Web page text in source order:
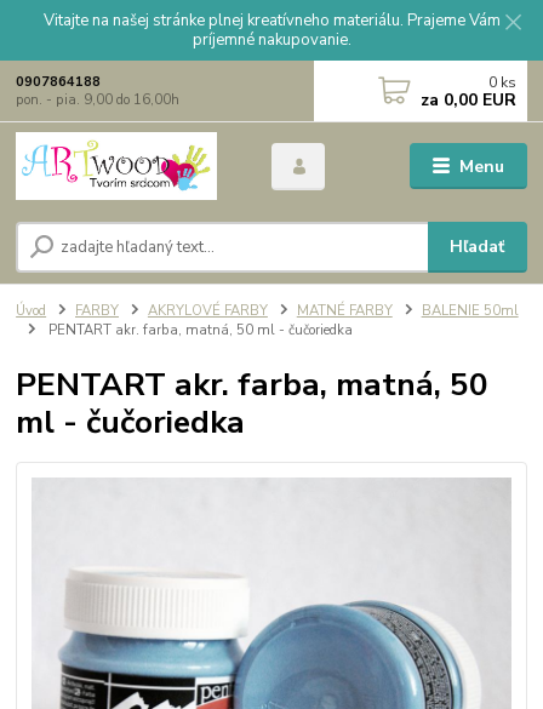
Vitajte na našej stránke plnej kreatívneho materiálu. Prajeme Vám
príjemné nakupovanie.
Menu
Hľadať
0907864188
pon. - pia. 9,00 do 16,00h
0 ks
za 0,00 EUR
Úvod FARBY AKRYLOVÉ FARBY MATNÉ FARBY
BALENIE 50ml
PENTART akr. farba, matná, 50 ml - čučoriedka
PENTART akr. farba, matná, 50
ml - čučoriedka